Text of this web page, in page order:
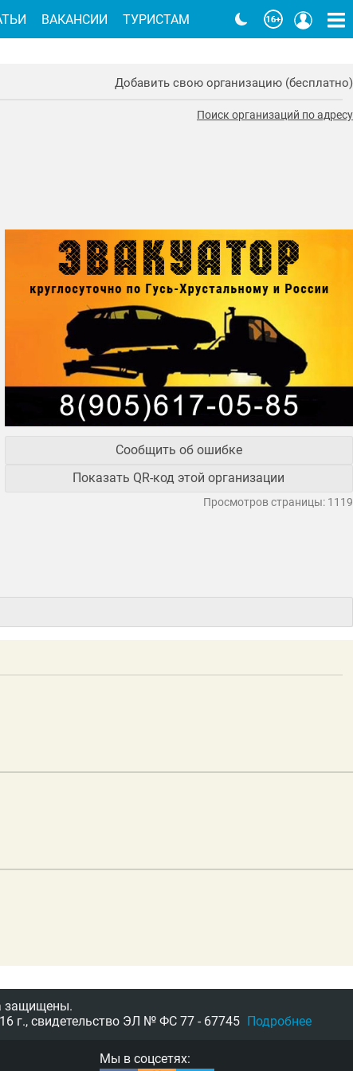
Добавить свою организацию (бесплатно)
Поиск организаций по адресу
Сообщить об ошибке
Показать QR-код этой организации
Просмотров страницы: 1119
ВАКАНСИИ ТУРИСТАМ
защищены.
г., свидетельство ЭЛ № ФС 77 - 67745 Подробнее
Мы в соцсетях: